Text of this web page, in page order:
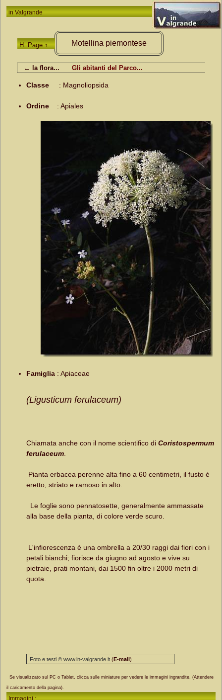
in Valgrande
H. Page ↑ Motellina piemontese
← la flora... Gli abitanti del Parco...
Classe : Magnoliopsida
Ordine : Apiales
Famiglia : Apiaceae
(Ligusticum ferulaceum)
Chiamata anche con il nome scientifico di Coristospermum
ferulaceum
Pianta erbacea perenne alta fino a 60 centimetri, il fusto è
eretto, striato e ramoso in alto.
Le foglie sono pennatosette, generalmente ammassate
alla base della pianta, di colore verde scuro.
L'infiorescenza è una ombrella a 20/30 raggi dai fiori con i
petali bianchi; fiorisce da giugno ad agosto e vive su
pietraie, prati montani, dai 1500 fin oltre i 2000 metri di
quota.
Foto e testi © www.in-valgrande.it (E-mail)
Se visualizzato sul PC o Tablet, clicca sulle miniature per vedere le immagini ingrandite. (Attendere
il caricamento della pagina).
Immagini :